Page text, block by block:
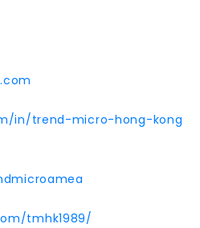
in/trend-micro-hong-kong
tmhk1989/